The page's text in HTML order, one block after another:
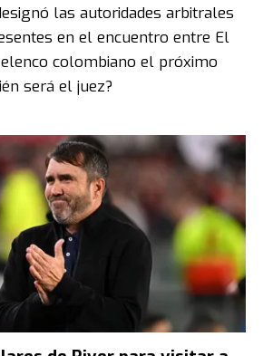
las autoridades arbitrales
en el encuentro entre El
colombiano el próximo
será el juez?